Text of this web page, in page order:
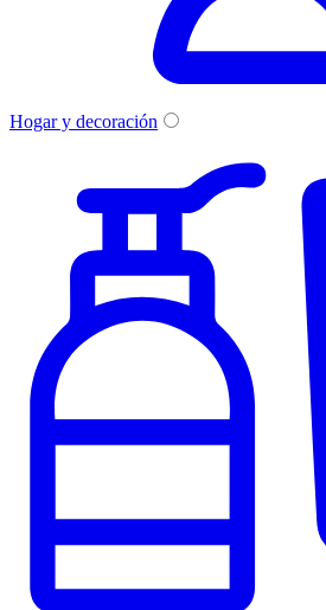
Hogar y decoración